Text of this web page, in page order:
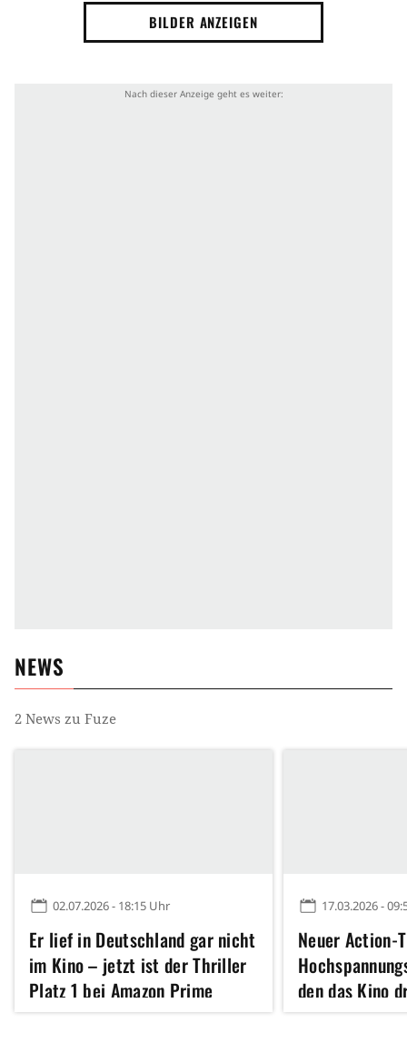
BILDER ANZEIGEN
NEWS
2 News zu Fuze
02.07.2026 - 18:15 Uhr
Er lief in Deutschland gar nicht
im Kino – jetzt ist der Thriller
Platz 1 bei Amazon Prime
17.03.2026 -
Neuer
den das Kino
Eine